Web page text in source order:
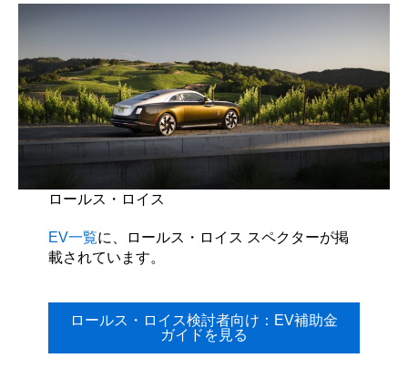
ロールス・ロイス
EV一覧に、ロールス・ロイス スペクターが掲
載されています。
ロールス・ロイス検討者向け：EV補助金
ガイドを見る